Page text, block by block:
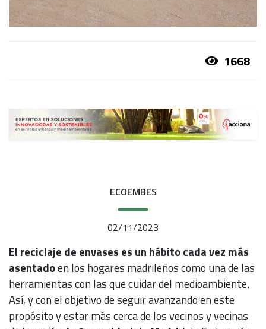
1668
ECOEMBES
02/11/2023
El reciclaje de envases es un hábito cada vez más
asentadoen los hogares madrileños como una de las
herramientas con las que cuidar del medioambiente.
Así, y con el objetivo de seguir avanzando en este
propósito y estar más cerca de los vecinos y vecinas